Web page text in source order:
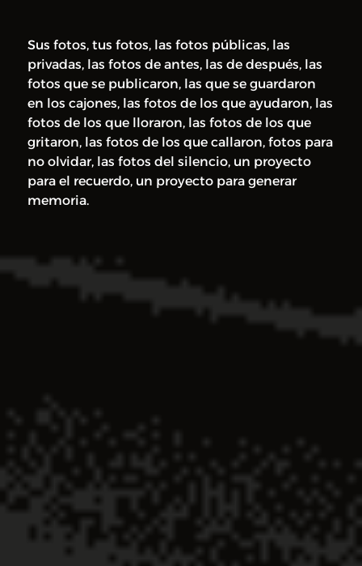
Sus fotos, tus fotos, las fotos públicas, las
privadas, las fotos de antes, las de después, las
fotos que se publicaron, las que se guardaron
en los cajones, las fotos de los que ayudaron, las
fotos de los que lloraron, las fotos de los que
gritaron, las fotos de los que callaron, fotos para
no olvidar, las fotos del silencio, un proyecto
para el recuerdo, un proyecto para generar
memoria.